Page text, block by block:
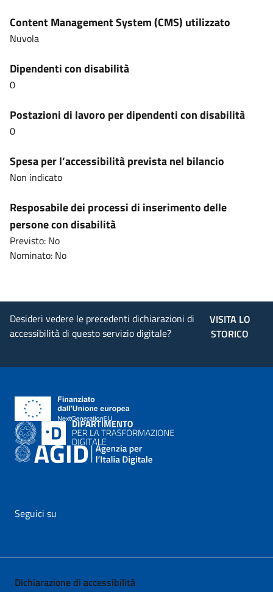
Content Management System (CMS) utilizzato
Nuvola
Dipendenti con disabilità
0
Postazioni di lavoro per dipendenti con disabilità
0
Spesa per l’accessibilità prevista nel bilancio
Non indicato
Resposabile dei processi di inserimento delle
persone con disabilità
Previsto: No
Nominato: No
Desideri vedere le precedenti dichiarazioni di
accessibilità di questo servizio digitale?
VISITA LO
STORICO
Seguici su
Dichiarazione di accessibilità